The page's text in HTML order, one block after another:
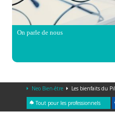
On parle de nous
Neo Bien-être Les bienfaits du
Tout pour les professionnels